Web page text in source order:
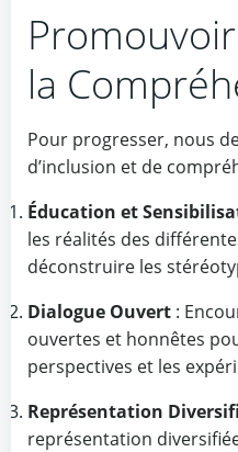
la
Pour progresser, nous
d’inclusion et de
Éducation et
les réalités des
déconstruire les
Dialogue Ouvert :
ouvertes et honnêtes
perspectives et les
Représentation
représentation